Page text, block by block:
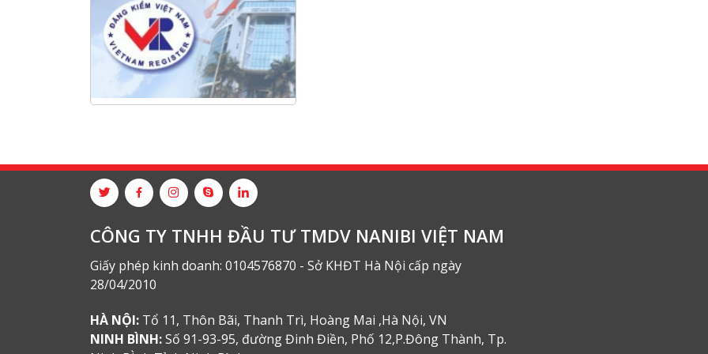
Long
NANIBI khai trương văn phòng
Ninh Bình & kỷ niệm 15 năm phát
triển bền vững
Tập đoàn Công nghiệp nặng Sơn
CÔNG TY TNHH ĐẦU TƯ TMDV NANIBI VIỆT NAM
Giấy phép kinh doanh: 0104576870 - Sở KHĐT Hà Nội cấp ngày
28/04/2010
HÀ NỘI: Tổ 11, Thôn Bãi, Thanh Trì, Hoàng Mai ,Hà Nội, VN
NINH BÌNH:Số 91-93-95, đường Đinh Điền, Phố 12,P.Đông Thành, Tp.